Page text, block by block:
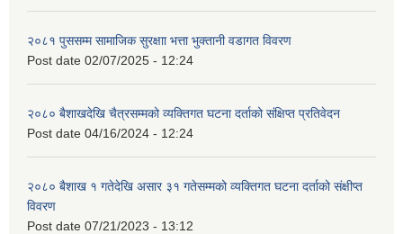
२०८१ पुससम्म सामाजिक सुरक्षाा भत्ता भुक्तानी वडागत विवरण
Post date 02/07/2025 - 12:24
२०८० बैशाखदेखि चैत्रसम्मको व्यक्तिगत घटना दर्ताको संक्षिप्त प्रतिवेदन
Post date 04/16/2024 - 12:24
२०८० बैशाख १ गतेदेखि असार ३१ गतेसम्मको व्यक्तिगत घटना दर्ताको संक्षीप्त
विवरण
Post date 07/21/2023 - 13:12